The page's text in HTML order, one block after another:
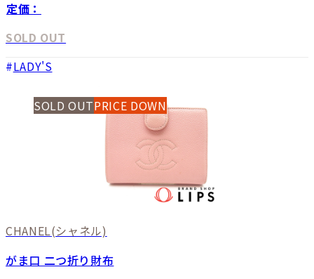
定価：
SOLD OUT
LADY'S
SOLD OUTPRICE DOWN
CHANEL(シャネル)
がま口 二つ折り財布